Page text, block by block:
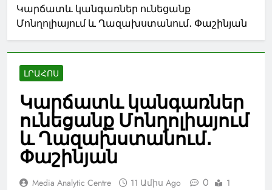
Կարճատև կանգառներ ունեցանք
Մոնղոլիայում և Ղազախստանում․ Փաշինյան
ԼՐԱՀՈՍ
Կարճատև կանգառներ
ունեցանք Մոնղոլիայում
և Ղազախստանում․
Փաշինյան
Media Analytic Centre 11 Ամիս Ago 0
1